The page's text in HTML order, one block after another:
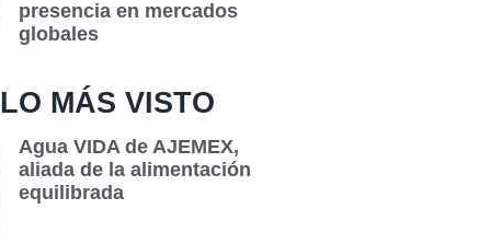
presencia en mercados
globales
LO MÁS VISTO
Agua VIDA de AJEMEX,
aliada de la alimentación
equilibrada